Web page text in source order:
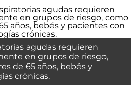
agudas requieren
en grupos de riesgo,
de 65 años, bebés y
crónicas.